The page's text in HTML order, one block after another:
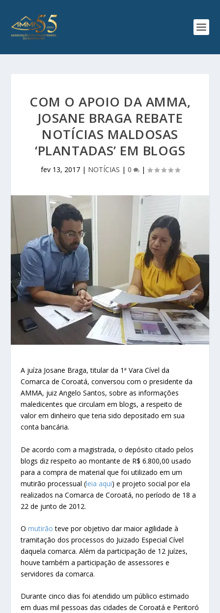
COM O APOIO DA AMMA,
JOSANE BRAGA REBATE
NOTÍCIAS MALDOSAS
‘PLANTADAS’ EM BLOGS
fev 13, 2017| NOTÍCIAS | 0 |
A juíza Josane Braga, titular da 1ª Vara Cível da
Comarca de Coroatá, conversou com o presidente da
AMMA, juiz Angelo Santos, sobre as informações
maledicentes que circulam em blogs, a respeito de
valor em dinheiro que teria sido depositado em sua
conta bancária.
De acordo com a magistrada, o depósito citado pelos
blogs diz respeito ao montante de R$ 6.800,00 usado
para a compra de material que foi utilizado em um
mutirão processual (leia aqui) e projeto social por ela
realizados na Comarca de Coroatá, no período de 18 a
22 de junto de 2012.
Omutirão teve por objetivo dar maior agilidade à
tramitação dos processos do Juizado Especial Cível
daquela comarca. Além da participação de 12 juízes,
houve também a participação de assessores e
servidores da comarca.
Durante cinco dias foi atendido um público estimado
em duas mil pessoas das cidades de Coroatá e Peritoró